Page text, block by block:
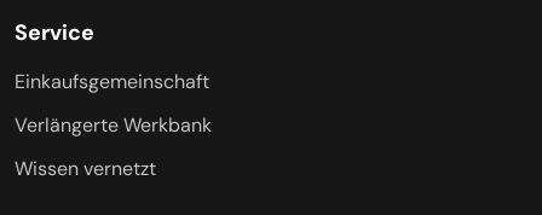
Service
Einkaufsgemeinschaft
Verlängerte Werkbank
Wissen vernetzt